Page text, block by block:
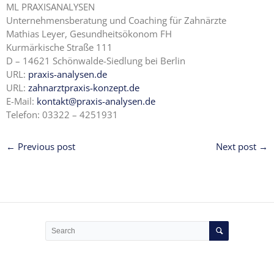
ML PRAXISANALYSEN
Unternehmensberatung und Coaching für Zahnärzte
Mathias Leyer, Gesundheitsökonom FH
Kurmärkische Straße 111
D – 14621 Schönwalde-Siedlung bei Berlin
URL: praxis-analysen.de
URL: zahnarztpraxis-konzept.de
E-Mail: kontakt@praxis-analysen.de
Telefon: 03322 – 4251931
← Previous post Next post →